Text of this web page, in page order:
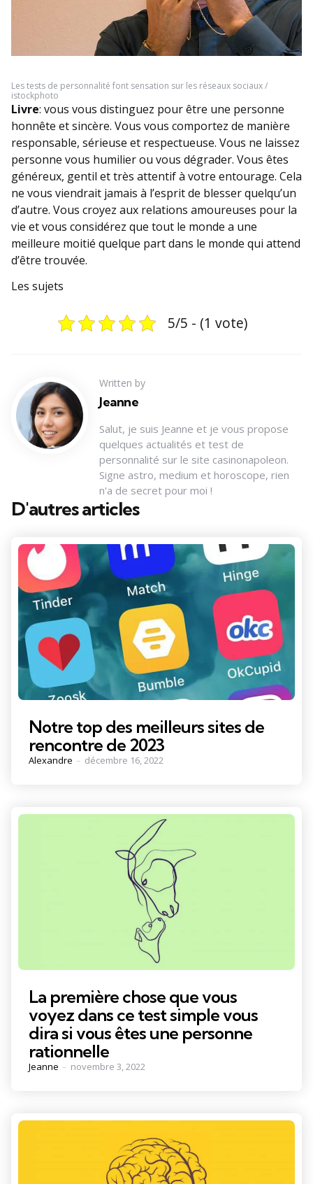
Les tests de personnalité font sensation sur les réseaux sociaux /
istockphoto
Livre: vous vous distinguez pour être une personne
honnête et sincère. Vous vous comportez de manière
responsable, sérieuse et respectueuse. Vous ne laissez
personne vous humilier ou vous dégrader. Vous êtes
généreux, gentil et très attentif à votre entourage. Cela
ne vous viendrait jamais à l’esprit de blesser quelqu’un
d’autre. Vous croyez aux relations amoureuses pour la
vie et vous considérez que tout le monde a une
meilleure moitié quelque part dans le monde qui attend
d’être trouvée.
Les sujets
5/5 - (1 vote)
Written by
Jeanne
Salut, je suis Jeanne et je vous propose
quelques actualités et test de
personnalité sur le site casinonapoleon.
Signe astro, medium et horoscope, rien
n'a de secret pour moi !
D'autres articles
Notre top des meilleurs sites de
rencontre de 2023
Posted
Alexandre décembre 16, 2022
La première chose que vous
voyez dans ce test simple vous
dira si vous êtes une personne
rationnelle
Posted
Jeanne novembre 3, 2022